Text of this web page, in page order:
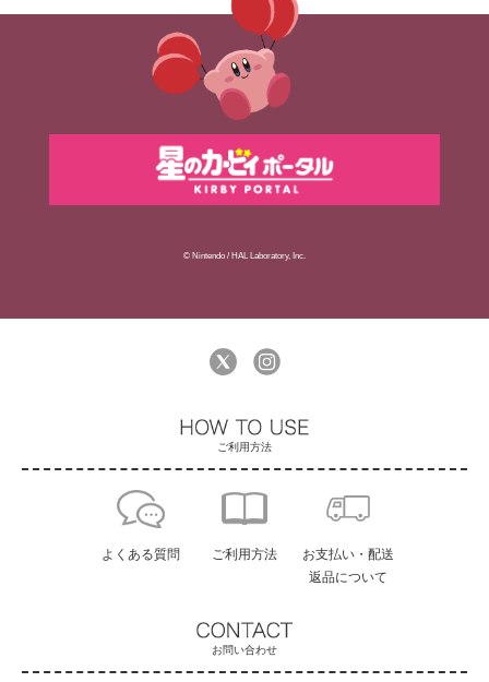
© Nintendo / HAL Laboratory, Inc.
お問い合わせ
ご利用方法
よくある質問 ご利用方法
お支払い・配送
返品について